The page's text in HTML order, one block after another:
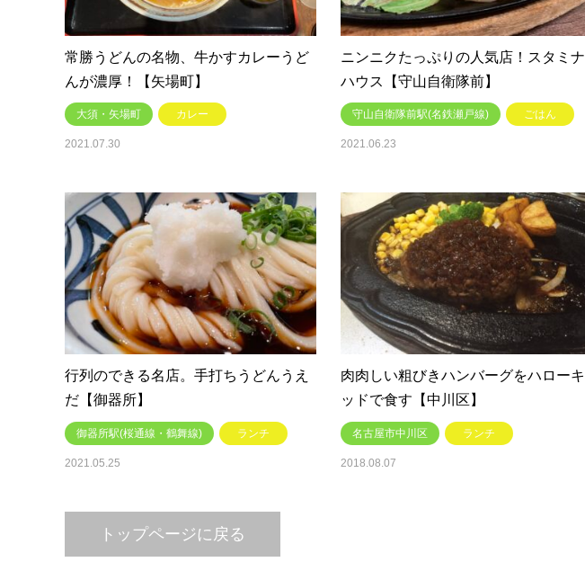
常勝うどんの名物、牛かすカレーうど
んが濃厚！【矢場町】
大須・矢場町 カレー
2021.07.30
ニンニクたっぷりの人気店！スタミナ
ハウス【守山自衛隊前】
守山自衛隊前駅(名鉄瀬戸線) ごはん
2021.06.23
行列のできる名店。手打ちうどんうえ
だ【御器所】
御器所駅(桜通線・鶴舞線) ランチ
2021.05.25
肉肉しい粗びきハンバーグをハローキ
ッドで食す【中川区】
名古屋市中川区 ランチ
2018.08.07
トップページに戻る